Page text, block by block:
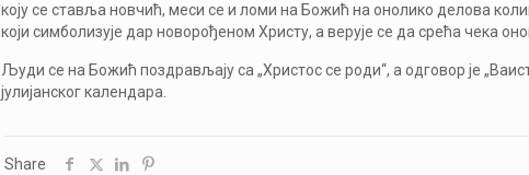
коју се ставља новчић, меси се и ломи на Божић на онолико делова
који симболизује дар новорођеном Христу, а верује се да срећа чека
Људи се на Божић поздрављају са „Христос се роди“, а одговор је
јулијанског календара.
Share